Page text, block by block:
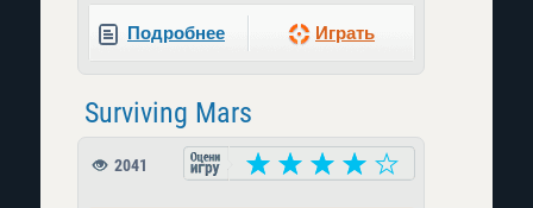
Подробнее Играть
Surviving Mars
2041